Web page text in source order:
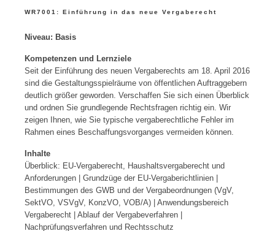
WR7001: Einführung in das neue Vergaberecht
Niveau: Basis
Kompetenzen und Lernziele
Seit der Einführung des neuen Vergaberechts am 18. April 2016
sind die Gestaltungsspielräume von öffentlichen Auftraggebern
deutlich größer geworden. Verschaffen Sie sich einen Überblick
und ordnen Sie grundlegende Rechtsfragen richtig ein. Wir
zeigen Ihnen, wie Sie typische vergaberechtliche Fehler im
Rahmen eines Beschaffungsvorganges vermeiden können.
Inhalte
Überblick: EU-Vergaberecht, Haushaltsvergaberecht und
Anforderungen | Grundzüge der EU-Vergaberichtlinien |
Bestimmungen des GWB und der Vergabeordnungen (VgV,
SektVO, VSVgV, KonzVO, VOB/A) | Anwendungsbereich
Vergaberecht | Ablauf der Vergabeverfahren |
Nachprüfungsverfahren und Rechtsschutz